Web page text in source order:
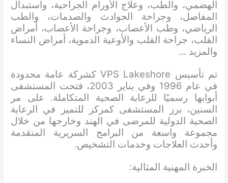
الهضمي، والطب، وعلاج الأورام الجراحية، واستبدال
المفاصل، وجراحة الحوادث والصدمات، والطب
الرياضي، وطب الأعصاب، وجراحة الأعصاب، أمراض
القلب، جراحة القلب والأوعية الدموية، أمراض النساء
والمزيد …
تم تأسيس VPS Lakeshore كشركة عامة محدودة
في عام 1996 وفي يناير 2003، فتحت المستشفى
أبوابها رسميًا للرعاية الصحية المتكاملة. على مر
السنين، برز المستشفى كمركز للتميز في الرعاية
الصحية الدولية للمرضى في الهند وخارجها من خلال
مجموعة واسعة من البرامج السريرية المتقدمة
وأحدث العلاجات وخدمات التشخيص.
الخبرة المهنية المثالية: